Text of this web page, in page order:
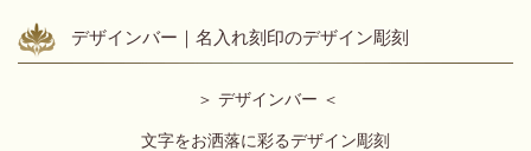
デザインバー｜名入れ刻印のデザイン彫刻
＞ デザインバー ＜
文字をお洒落に彩るデザイン彫刻